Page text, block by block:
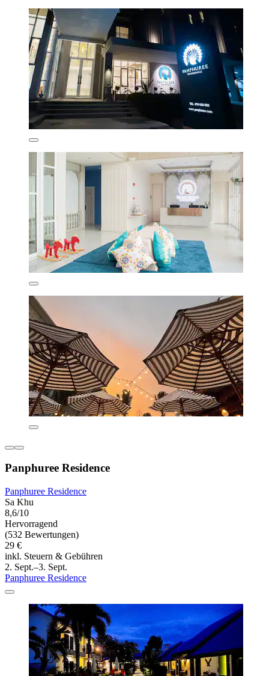
Panphuree Residence
Panphuree Residence
Sa Khu
8,6/10
Hervorragend
(532 Bewertungen)
29 €
inkl. Steuern & Gebühren
2. Sept.–3. Sept.
Panphuree Residence